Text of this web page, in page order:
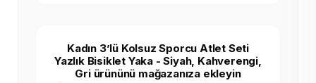
Kadın 3’lü Kolsuz Sporcu Atlet Seti
Yazlık Bisiklet Yaka - Siyah, Kahverengi,
Gri ürününü mağazanıza ekleyin